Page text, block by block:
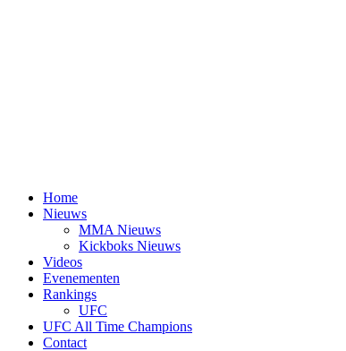
Home
Nieuws
MMA Nieuws
Kickboks Nieuws
Videos
Evenementen
Rankings
UFC
UFC All Time Champions
Contact